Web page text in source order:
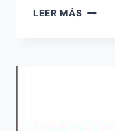
LEER MÁS LA